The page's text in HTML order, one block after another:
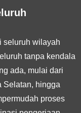
seluruh wilayah
tanpa kendala
ada, mulai dari
Selatan, hingga
proses